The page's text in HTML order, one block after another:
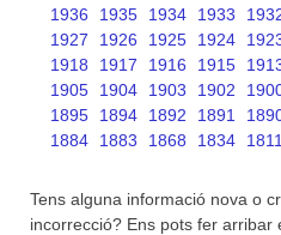
1936
1935 1934 1933
1927
1926 1925 1924
1918
1917 1916 1915
1905
1904 1903 1902
1895
1894 1892 1891
1884
1883 1868 1834 1811
Tens alguna informació nova o
incorrecció? Ens pots fer arribar